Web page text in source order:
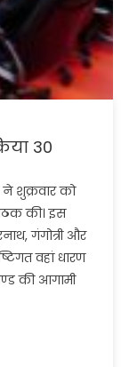
30
ने शुक्रवार को
की। इस
गंगोत्री और
वहां धारण
की आगामी